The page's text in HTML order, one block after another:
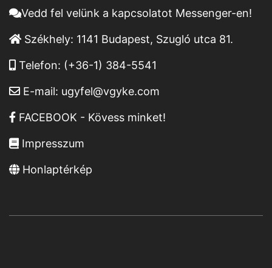
Vedd fel velünk a kapcsolatot Messenger-en!
Székhely: 1141 Budapest, Szugló utca 81.
Telefon: (+36-1) 384-5541
E-mail: ugyfel@vgyke.com
FACEBOOK - Kövess minket!
Impresszum
Honlaptérkép